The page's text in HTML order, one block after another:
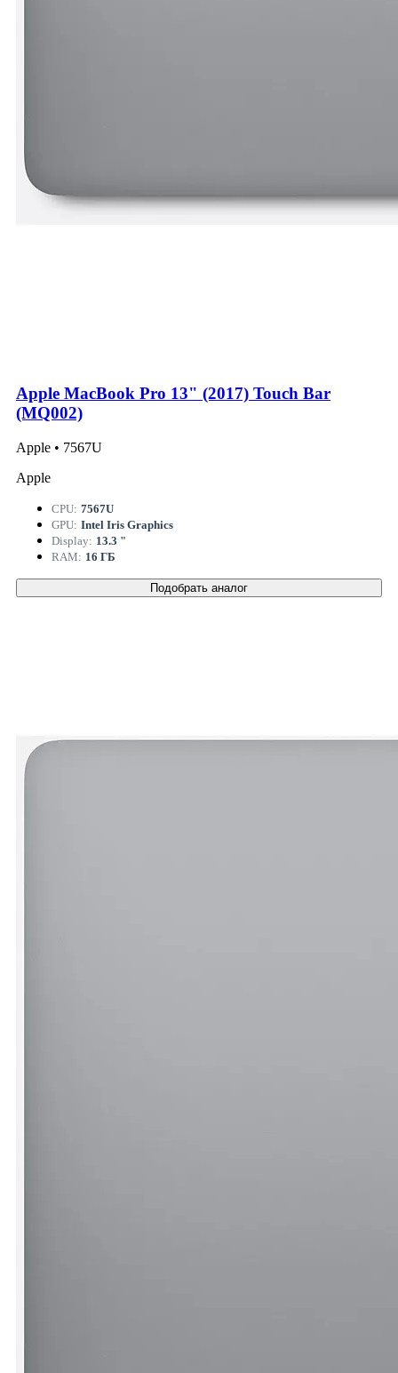
Apple MacBook Pro 13" (2017) Touch Bar
(MQ002)
Apple • 7567U
Apple
CPU: 7567U
GPU: Intel Iris Graphics
Display: 13.3 "
RAM: 16 ГБ
Подобрать аналог